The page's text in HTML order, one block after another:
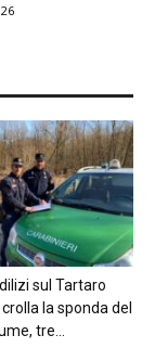
sul Tartaro
la sponda del
tre...